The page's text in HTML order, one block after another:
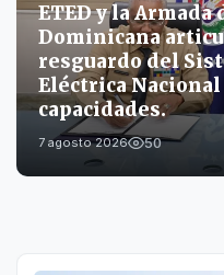
ETED y la Armada
Dominicana
resguardo del
Eléctrica
capacidades.
7 agosto 2026 50